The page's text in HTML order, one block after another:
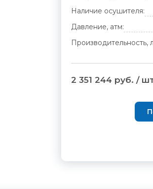
Наличие осушителя:
Давление, атм:
Производительность,
2 351 244 руб. /